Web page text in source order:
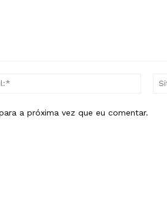
a próxima vez que eu comentar.